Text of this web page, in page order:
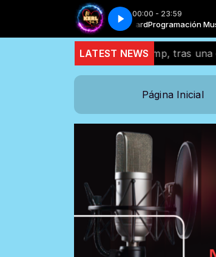
00:00 - 23:59
with Locutor standard Programación Musical
Latino - Cumbia Colombiana Sabor Latino - Cumbia
LATEST NEWS
aliado de Trump, tras una
Página Inicial